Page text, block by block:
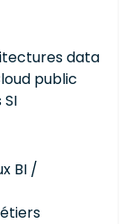
data
public
BI /